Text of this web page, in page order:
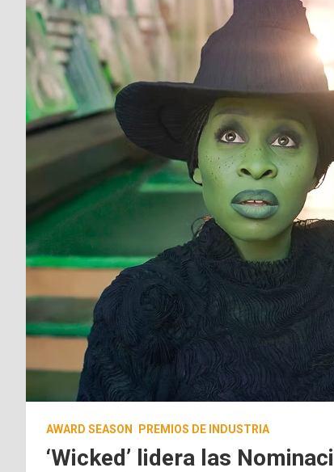
AWARD SEASON PREMIOS DE INDUSTRIA
‘Wicked’ lidera las